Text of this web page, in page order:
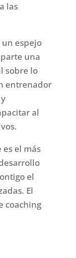
las
un espejo
una
sobre lo
entrenador
al
es el más
el
El
coaching